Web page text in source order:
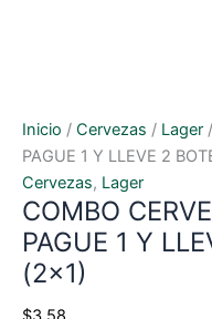
Inicio / Cervezas / Lager
PAGUE 1 Y LLEVE 2
Cervezas, Lager
COMBO
PAGUE 1 Y
(2×1)